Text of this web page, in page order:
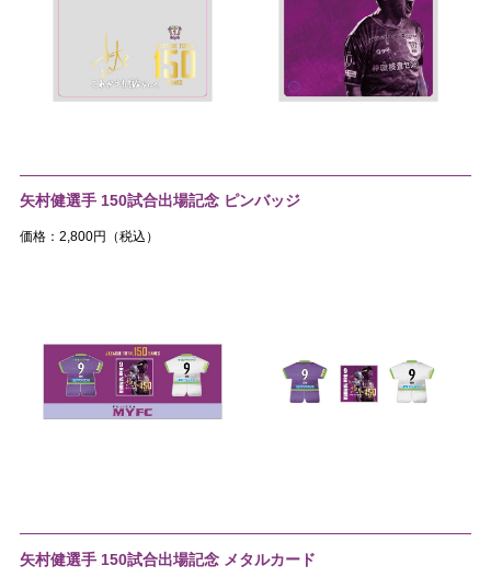
矢村健選手 150試合出場記念 ピンバッジ
価格：2,800円（税込）
矢村健選手 150試合出場記念 メタルカード